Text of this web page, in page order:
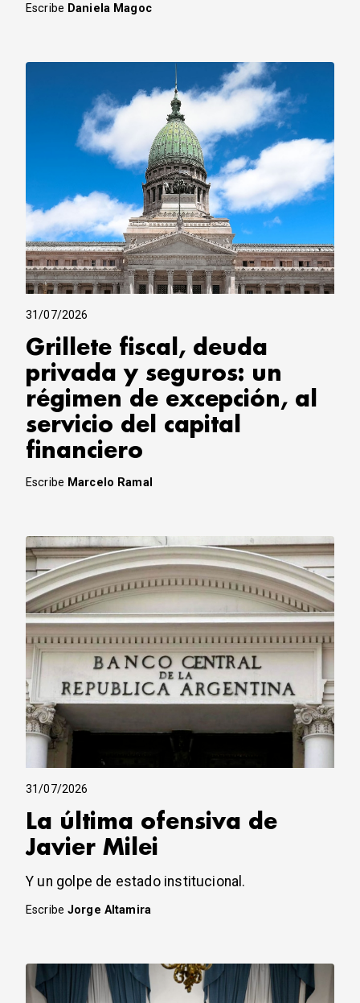
Escribe Daniela Magoc
31/07/2026
Grillete fiscal, deuda
privada y seguros: un
régimen de excepción, al
servicio del capital
financiero
Escribe Marcelo Ramal
31/07/2026
La última ofensiva de
Javier Milei
Y un golpe de estado institucional.
EscribeJorge Altamira